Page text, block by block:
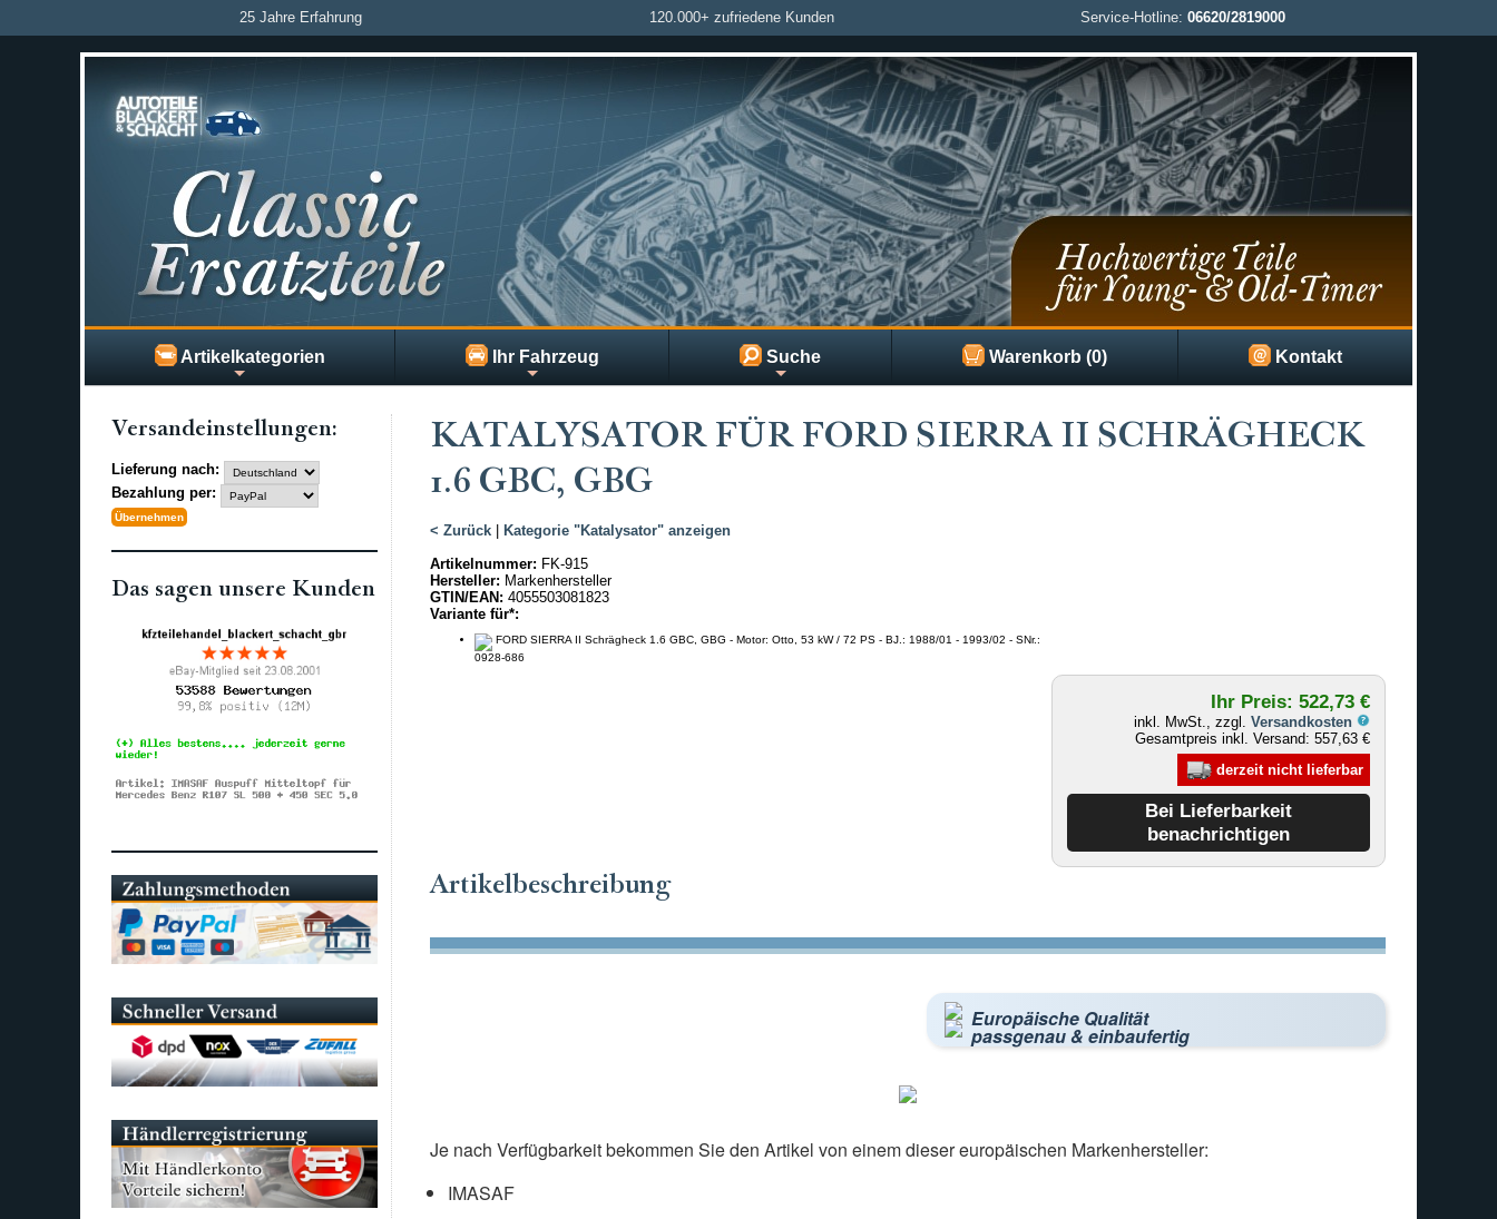
25 Jahre Erfahrung 120.000+ zufriedene Kunden Service-Hotline: 06620/2819000
Artikelkategorien Ihr Fahrzeug Suche Warenkorb (0) Kontakt
KATALYSATOR FÜR FORD SIERRA II SCHRÄGHECK
1.6 GBC, GBG
< Zurück|
Kategorie "Katalysator" anzeigen
Artikelnummer: FK-915
Hersteller: Markenhersteller
GTIN/EAN: 4055503081823
Variante für*:
FORD SIERRA II Schrägheck 1.6 GBC, GBG - Motor: Otto, 53 kW / 72 PS - BJ.: 1988/01 - 1993/02 - SNr.:
0928-686
Ihr Preis: 522,73 €
inkl. MwSt., zzgl.Versandkosten
Gesamtpreis inkl. Versand: 557,63 €
derzeit nicht lieferbar
Artikelbeschreibung
Europäische Qualität
passgenau & einbaufertig
Je nach Verfügbarkeit bekommen Sie den Artikel von einem dieser europäischen Markenhersteller:
IMASAF
Versand­einstellungen:
Lieferung nach:
Bezahlung per:
Das sagen unsere Kunden